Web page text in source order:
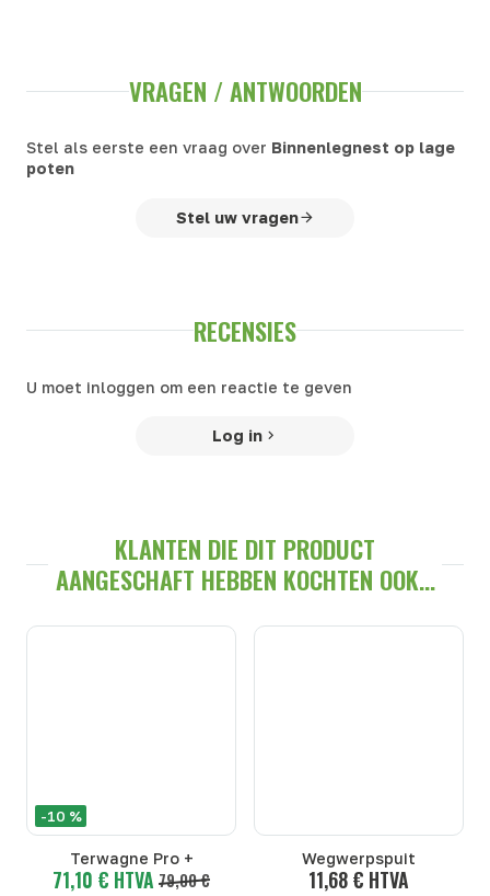
VRAGEN / ANTWOORDEN
Stel als eerste een vraag over Binnenlegnest op lage
poten
Stel uw vragen
RECENSIES
U moet inloggen om een reactie te geven
Log in
KLANTEN DIE DIT PRODUCT
AANGESCHAFT HEBBEN KOCHTEN OOK...
-10 %
Terwagne Pro +
71,10 € HTVA 79,00 €
Wegwerpspuit
11,68 € HTVA